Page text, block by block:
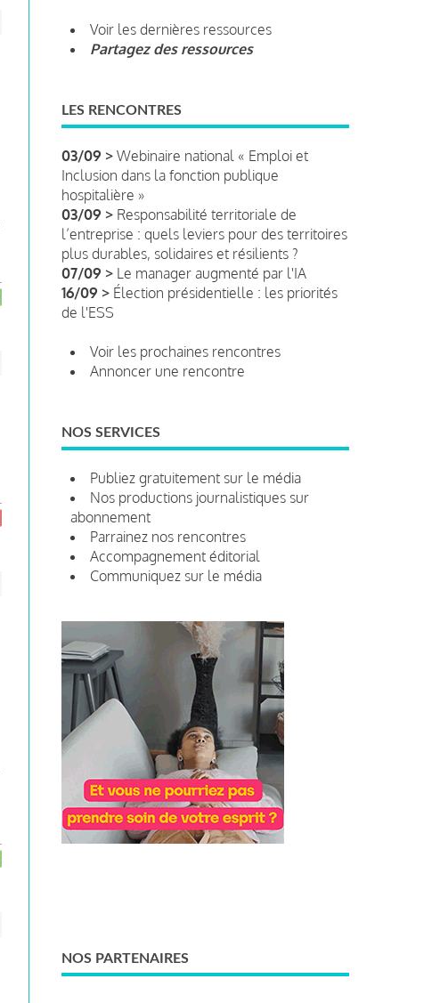
Voir les dernières ressources
Partagez des ressources
LES RENCONTRES
03/09 > Webinaire national « Emploi et
Inclusion dans la fonction publique
hospitalière »
03/09 > Responsabilité territoriale de
l’entreprise : quels leviers pour des territoires
plus durables, solidaires et résilients ?
07/09 > Le manager augmenté par l'IA
16/09 > Élection présidentielle : les priorités
de l'ESS
Voir les prochaines rencontres
Annoncer une rencontre
NOS SERVICES
Publiez gratuitement sur le média
Nos productions journalistiques sur
abonnement
Parrainez nos rencontres
Accompagnement éditorial
Communiquez sur le média
NOS PARTENAIRES